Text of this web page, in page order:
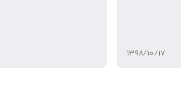
۱۳۹۸/۱۰/۱۷